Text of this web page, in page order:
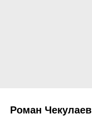
Роман Чекулаев